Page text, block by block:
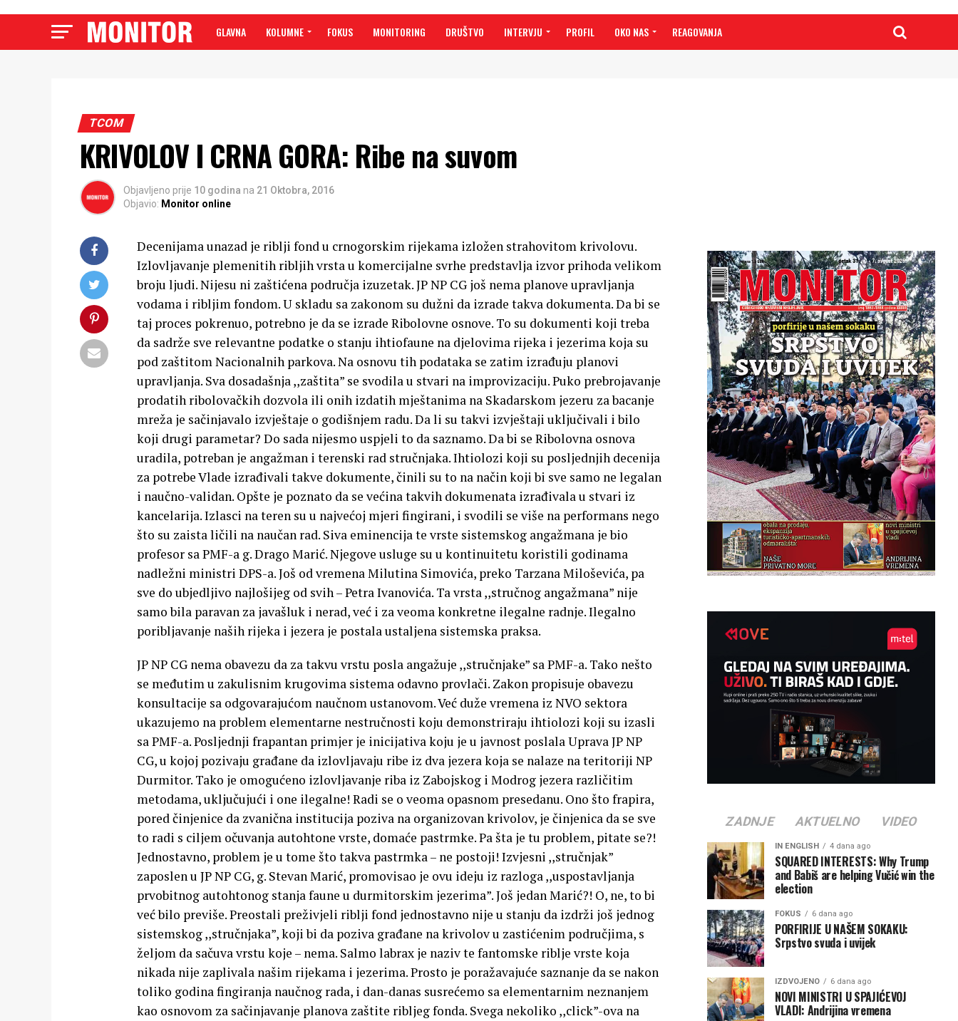
GLAVNA KOLUMNE FOKUS MONITORING DRUŠTVO INTERVJU PROFIL OKO NAS REAGOVANJA
TCOM
KRIVOLOV I CRNA GORA: Ribe na suvom
Objavljeno prije 10 godina na 21 Oktobra, 2016
Objavio: Monitor online
Decenijama unazad je riblji fond u crnogorskim rijekama izložen strahovitom krivolovu.
Izlovljavanje plemenitih ribljih vrsta u komercijalne svrhe predstavlja izvor prihoda velikom
broju ljudi. Nijesu ni zaštićena područja izuzetak. JP NP CG još nema planove upravljanja
vodama i ribljim fondom. U skladu sa zakonom su dužni da izrade takva dokumenta. Da bi se
taj proces pokrenuo, potrebno je da se izrade Ribolovne osnove. To su dokumenti koji treba
da sadrže sve relevantne podatke o stanju ihtiofaune na djelovima rijeka i jezerima koja su
pod zaštitom Nacionalnih parkova. Na osnovu tih podataka se zatim izrađuju planovi
upravljanja. Sva dosadašnja ,,zaštita” se svodila u stvari na improvizaciju. Puko prebrojavanje
prodatih ribolovačkih dozvola ili onih izdatih mještanima na Skadarskom jezeru za bacanje
mreža je sačinjavalo izvještaje o godišnjem radu. Da li su takvi izvještaji uključivali i bilo
koji drugi parametar? Do sada nijesmo uspjeli to da saznamo. Da bi se Ribolovna osnova
uradila, potreban je angažman i terenski rad stručnjaka. Ihtiolozi koji su posljednjih decenija
za potrebe Vlade izrađivali takve dokumente, činili su to na način koji bi sve samo ne legalan
i naučno-validan. Opšte je poznato da se većina takvih dokumenata izrađivala u stvari iz
kancelarija. Izlasci na teren su u najvećoj mjeri fingirani, i svodili se više na performans nego
što su zaista ličili na naučan rad. Siva eminencija te vrste sistemskog angažmana je bio
profesor sa PMF-a g. Drago Marić. Njegove usluge su u kontinuitetu koristili godinama
nadležni ministri DPS-a. Još od vremena Milutina Simovića, preko Tarzana Miloševića, pa
sve do ubjedljivo najlošijeg od svih – Petra Ivanovića. Ta vrsta ,,stručnog angažmana” nije
samo bila paravan za javašluk i nerad, već i za veoma konkretne ilegalne radnje. Ilegalno
poribljavanje naših rijeka i jezera je postala ustaljena sistemska praksa.
JP NP CG nema obavezu da za takvu vrstu posla angažuje ,,stručnjake” sa PMF-a. Tako nešto
se međutim u zakulisnim krugovima sistema odavno provlači. Zakon propisuje obavezu
konsultacije sa odgovarajućom naučnom ustanovom. Već duže vremena iz NVO sektora
ukazujemo na problem elementarne nestručnosti koju demonstriraju ihtiolozi koji su izasli
sa PMF-a. Posljednji frapantan primjer je inicijativa koju je u javnost poslala Uprava JP NP
CG, u kojoj pozivaju građane da izlovljavaju ribe iz dva jezera koja se nalaze na teritoriji NP
Durmitor. Tako je omogućeno izlovljavanje riba iz Zabojskog i Modrog jezera različitim
metodama, uključujući i one ilegalne! Radi se o veoma opasnom presedanu. Ono što frapira,
pored činjenice da zvanična institucija poziva na organizovan krivolov, je činjenica da se sve
to radi s ciljem očuvanja autohtone vrste, domaće pastrmke. Pa šta je tu problem, pitate se?!
Jednostavno, problem je u tome što takva pastrmka – ne postoji! Izvjesni ,,stručnjak”
zaposlen u JP NP CG, g. Stevan Marić, promovisao je ovu ideju iz razloga ,,uspostavljanja
prvobitnog autohtonog stanja faune u durmitorskim jezerima”. Još jedan Marić?! O, ne, to bi
već bilo previše. Preostali preživjeli riblji fond jednostavno nije u stanju da izdrži još jednog
sistemskog ,,stručnjaka”, koji bi da poziva građane na krivolov u zastićenim područjima, s
željom da sačuva vrstu koje – nema. Salmo labrax je naziv te fantomske riblje vrste koja
nikada nije zaplivala našim rijekama i jezerima. Prosto je poražavajuće saznanje da se nakon
toliko godina fingiranja naučnog rada, i dan-danas susrećemo sa elementarnim neznanjem
kao osnovom za sačinjavanje planova zaštite ribljeg fonda. Svega nekoliko ,,click”-ova na
ZADNJE AKTUELNO VIDEO
IN ENGLISH 4 dana ago
SQUARED INTERESTS: Why Trump
and Babiš are helping Vučić win the
election
FOKUS 6 dana ago
PORFIRIJE U NAŠEM SOKAKU:
Srpstvo svuda i uvijek
IZDVOJENO 6 dana ago
NOVI MINISTRI U SPAJIĆEVOJ
VLADI: Andrijina vremena